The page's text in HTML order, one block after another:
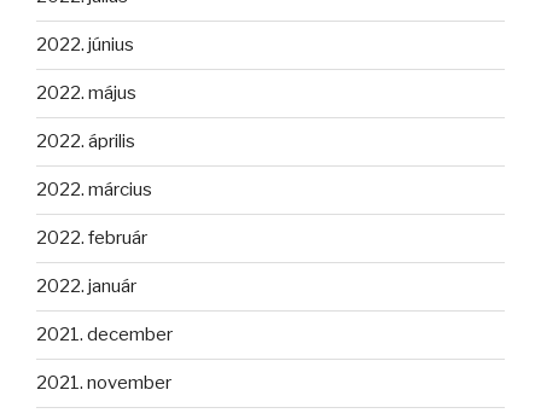
2022. június
2022. május
2022. április
2022. március
2022. február
2022. január
2021. december
2021. november